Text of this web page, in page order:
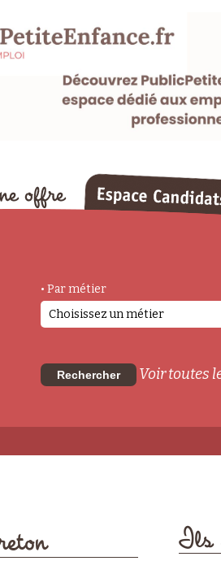
• Par métier
Choisissez un métier
Rechercher Voir toutes
Ils